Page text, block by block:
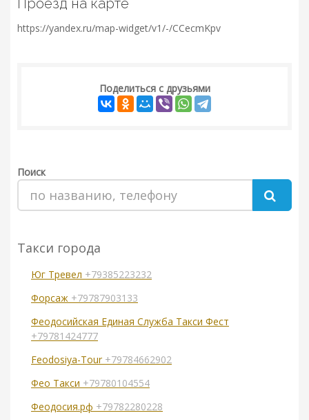
Проезд на карте
https://yandex.ru/map-widget/v1/-/CCecmKpv
Поделиться с друзьями
Поиск
Такси города
Юг Тревел +79385223232
Форсаж +79787903133
Феодосийская Единая Служба Такси Фест
+79781424777
Feodosiya-Tour +79784662902
Фео Такси +79780104554
Феодосия.рф +79782280228